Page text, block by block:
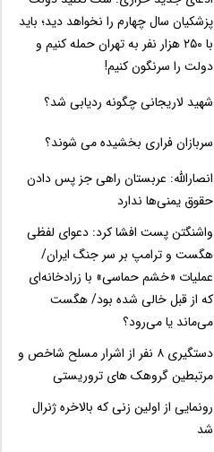
پزشکیان سال چهارم را نخواهد دید؛ باید
با ۲۵۰ هزار نفر به تهران حمله کنیم و
دولت را سرنگون کنیم!
شهید لاریجانی چگونه ردیابی شد؟
سربازان فراری بخشیده می شوند؟
انصارالله: عربستان راهی جز پس دادن
حقوق یمنی‌ها ندارد
واشنگتن پست افشا کرد: دعوای لفظی
هگست و ترامپ بر سر جنگ ایران/
عملیات «خشم حماسی» با زرادخانه‌ای
که از قبل خالی شده بود/ هگست
می‌ماند یا می‌رود؟
دستگیری ۸ نفر از اشرار مسلح شاخص و
مرتبطین گروهک های تروریستی
رونمایی از اولین زنی که بالاخره ژنرال
شد